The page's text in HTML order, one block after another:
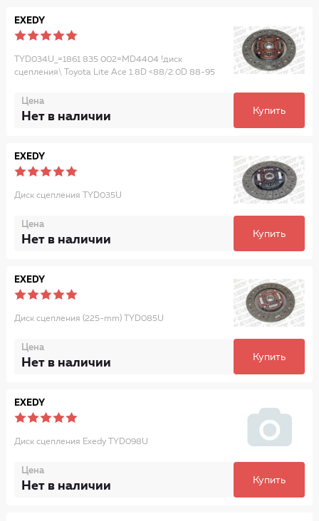
EXEDY
TYD034U_=1861 835 002=MD4404 !диск
сцепления\ Toyota Lite Ace 1.8D <88/2.0D 88-95
Цена
Нет в наличии Купить
EXEDY
Диск сцепления TYD035U
Цена
Нет в наличии Купить
EXEDY
Диск сцепления (225-mm) TYD085U
Цена
Нет в наличии Купить
EXEDY
Диск сцепления Exedy TYD098U
Цена
Нет в наличии Купить